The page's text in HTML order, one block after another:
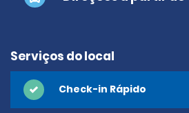
Serviços do local
Check-in Rápido